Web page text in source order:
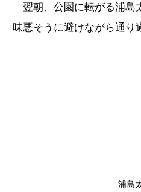
翌朝、公園に転がる浦島
味悪そうに避けながら通り
浦島